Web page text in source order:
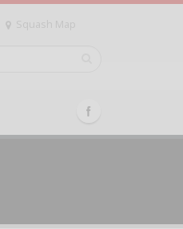
Squash Map